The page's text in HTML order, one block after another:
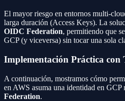
El mayor riesgo en entornos multi-
larga duración (Access Keys). La
OIDC Federation, permitiendo que
GCP (y viceversa) sin tocar una sola
Implementación Práctica con
A continuación, mostramos cómo
en AWS asuma una identidad en GCP
Federation.